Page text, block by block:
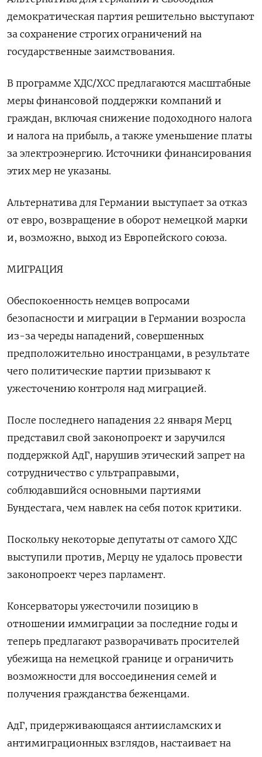
демократическая партия решительно выступают
за сохранение строгих ограничений на
государственные заимствования.
В программе ХДС/ХСС предлагаются масштабные
меры финансовой поддержки компаний и
граждан, включая снижение подоходного налога
и налога на прибыль, а также уменьшение платы
за электроэнергию. Источники финансирования
этих мер не указаны.
Альтернатива для Германии выступает за отказ
от евро, возвращение в оборот немецкой марки
и, возможно, выход из Европейского союза.
МИГРАЦИЯ
Обеспокоенность немцев вопросами
безопасности и миграции в Германии возросла
из-за череды нападений, совершенных
предположительно иностранцами, в результате
чего политические партии призывают к
ужесточению контроля над миграцией.
После последнего нападения 22 января Мерц
представил свой законопроект и заручился
поддержкой АдГ, нарушив этический запрет на
сотрудничество с ультраправыми,
соблюдавшийся основными партиями
Бундестага, чем навлек на себя поток критики.
Поскольку некоторые депутаты от самого ХДС
выступили против, Мерцу не удалось провести
законопроект через парламент.
Консерваторы ужесточили позицию в
отношении иммиграции за последние годы и
теперь предлагают разворачивать просителей
убежища на немецкой границе и ограничить
возможности для воссоединения семей и
получения гражданства беженцами.
АдГ, придерживающаяся антиисламских и
антимиграционных взглядов, настаивает на